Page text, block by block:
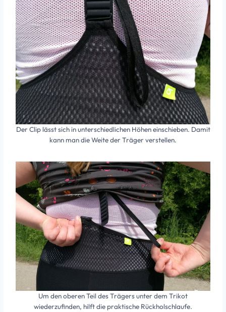
Der Clip lässt sich in unterschiedlichen Höhen einschieben. Damit
kann man die Weite der Träger verstellen.
Um den oberen Teil des Trägers unter dem Trikot
wiederzufinden, hilft die praktische Rückholschlaufe.